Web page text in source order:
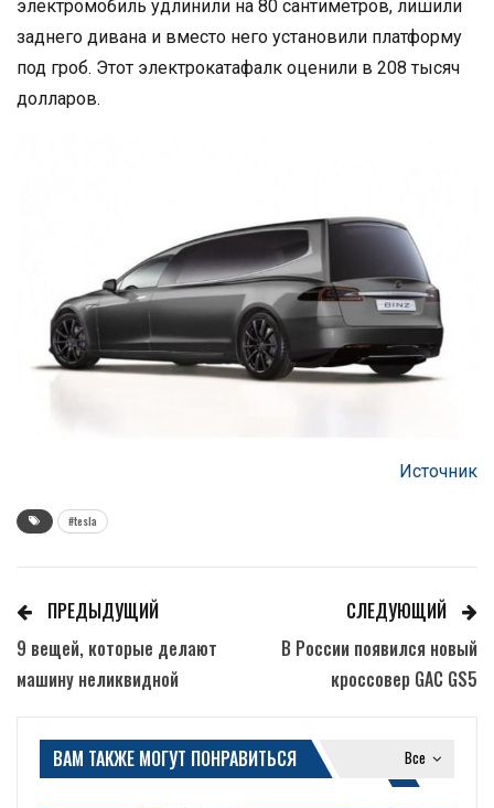
электромобиль удлинили на 80 сантиметров, лишили
заднего дивана и вместо него установили платформу
под гроб. Этот электрокатафалк оценили в 208 тысяч
долларов.
Источник
#tesla
ПРЕДЫДУЩИЙ
9 вещей, которые делают
машину неликвидной
СЛЕДУЮЩИЙ
В России появился новый
кроссовер GAC GS5
Все
ВАМ ТАКЖЕ МОГУТ ПОНРАВИТЬСЯ